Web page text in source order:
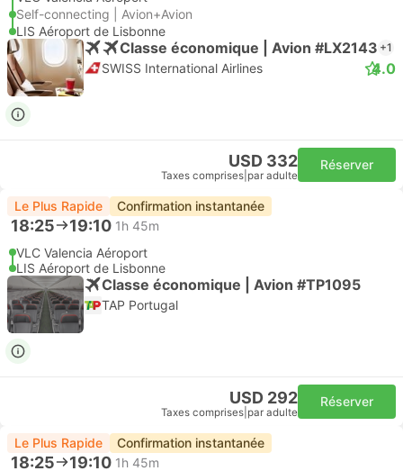
Self-connecting | Avion+Avion
LIS Aéroport de Lisbonne
Classe économique | Avion #LX2143 +1
SWISS International Airlines 4.0
USD 332
Taxes comprises par adulte
Réserver
Le Plus Rapide Confirmation instantanée
18:25 19:10 1h 45m
VLC Valencia Aéroport
LIS Aéroport de Lisbonne
Classe économique | Avion #TP1095
TAP Portugal
USD 292
Taxes comprises par adulte
Réserver
Le Plus Rapide Confirmation instantanée
18:25 19:10 1h 45m